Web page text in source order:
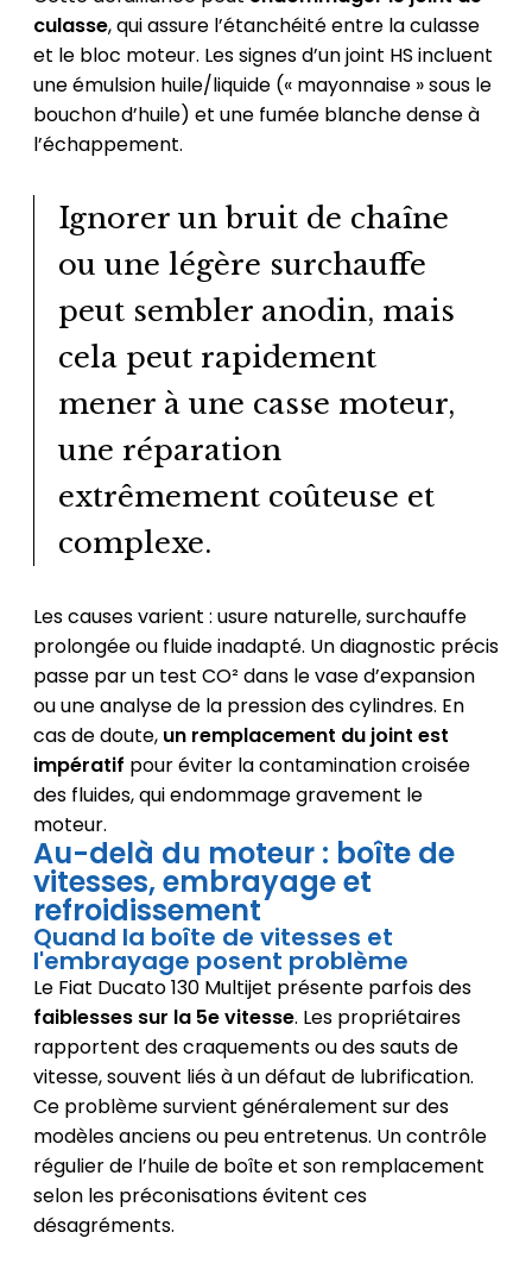
culasse, qui assure l’étanchéité entre la culasse
et le bloc moteur. Les signes d’un joint HS incluent
une émulsion huile/liquide (« mayonnaise » sous le
bouchon d’huile) et une fumée blanche dense à
l’échappement.
Ignorer un bruit de chaîne
ou une légère surchauffe
peut sembler anodin, mais
cela peut rapidement
mener à une casse moteur,
une réparation
extrêmement coûteuse et
complexe.
Les causes varient : usure naturelle, surchauffe
prolongée ou fluide inadapté. Un diagnostic précis
passe par un test CO² dans le vase d’expansion
ou une analyse de la pression des cylindres. En
cas de doute, un remplacement du joint est
impératif pour éviter la contamination croisée
des fluides, qui endommage gravement le
moteur.
Au-delà du moteur : boîte de
vitesses, embrayage et
refroidissement
Quand la boîte de vitesses et
l'embrayage posent problème
Le Fiat Ducato 130 Multijet présente parfois des
faiblesses sur la 5e vitesse. Les propriétaires
rapportent des craquements ou des sauts de
vitesse, souvent liés à un défaut de lubrification.
Ce problème survient généralement sur des
modèles anciens ou peu entretenus. Un contrôle
régulier de l’huile de boîte et son remplacement
selon les préconisations évitent ces
désagréments.